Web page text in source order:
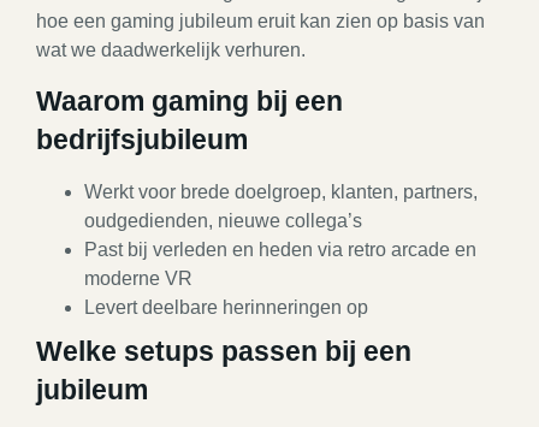
hoe een gaming jubileum eruit kan zien op basis van
wat we daadwerkelijk verhuren.
Waarom gaming bij een
bedrijfsjubileum
Werkt voor brede doelgroep, klanten, partners,
oudgedienden, nieuwe collega’s
Past bij verleden en heden via retro arcade en
moderne VR
Levert deelbare herinneringen op
Welke setups passen bij een
jubileum